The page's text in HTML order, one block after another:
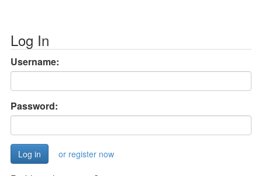
Log In
Username:
Password:
or register now